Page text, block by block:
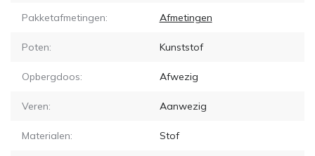
Pakketafmetingen: Afmetingen
Poten: Kunststof
Opbergdoos: Afwezig
Veren: Aanwezig
Materialen: Stof